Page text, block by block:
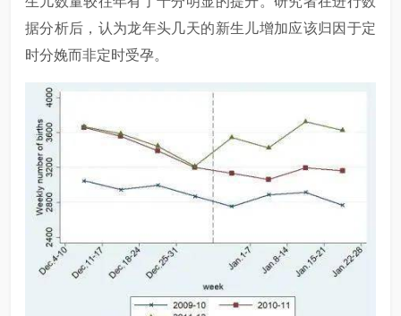
据分析后，认为龙年头几天的新生儿增加应该归因于定
时分娩而非定时受孕。